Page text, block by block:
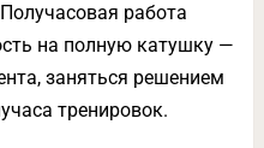
работа
на полную катушку —
заняться решением
тренировок.